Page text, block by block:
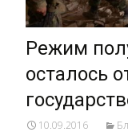
Режим
осталось
10.09.2016